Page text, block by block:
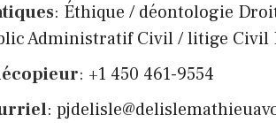
: Éthique / déontologie
Administratif Civil / litige Civil
: +1 450 461-9554
: